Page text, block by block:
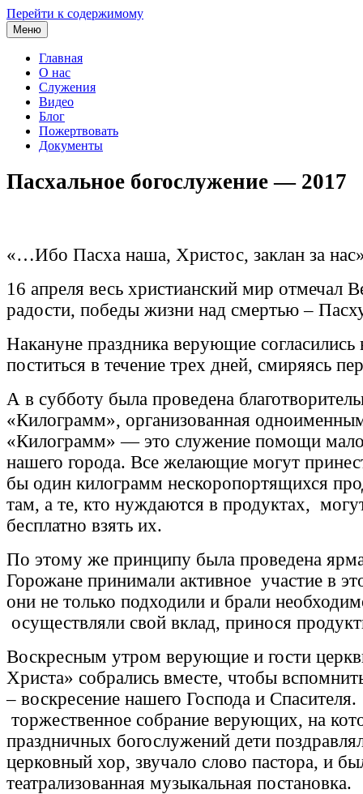
Перейти к содержимому
Меню
Главная
О нас
Служения
Видео
Блог
Пожертвовать
Документы
Пасхальное богослужение — 2017
«…Ибо Пасха наша, Христос, заклан за
16 апреля весь христианский мир отмечал
радости, победы жизни над смертью –
Накануне праздника верующие согласились
поститься в течение трех дней, смиряясь
А в субботу была проведена
«Килограмм», организованная
«Килограмм» — это служение помощи
нашего города. Все желающие могут
бы один килограмм нескоропортящихся
там, а те, кто нуждаются в продуктах,
бесплатно взять их.
По этому же принципу была проведена
Горожане принимали активное участие в
они не только подходили и брали
осуществляли свой вклад, принося
Воскресным утром верующие и гости
Христа» собрались вместе, чтобы
– воскресение нашего Господа и
торжественное собрание верующих, на
праздничных богослужений дети
церковный хор, звучало слово пастора, и
театрализованная музыкальная постановка.